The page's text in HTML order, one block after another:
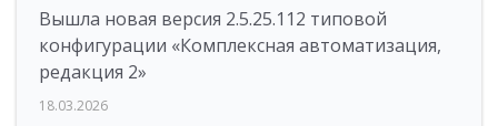
Вышла новая версия 2.5.25.112 типовой
конфигурации «Комплексная автоматизация,
редакция 2»
18.03.2026